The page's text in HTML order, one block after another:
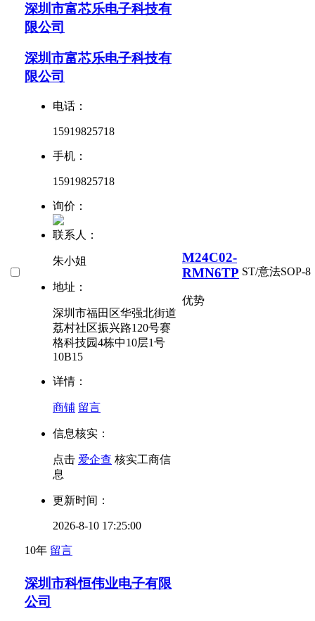
深圳市富芯乐电子科技有
限公司
深圳市富芯乐电子科技有
限公司
电话：
15919825718
手机：
15919825718
询价：
联系人：
朱小姐
地址：
深圳市福田区华强北街道
荔村社区振兴路120号赛
格科技园4栋中10层1号
10B15
详情：
商铺 留言
信息核实：
点击 爱企查 核实工商信
息
更新时间：
2026-8-10 17:25:00
10年 留言
M24C02-
RMN6TP
优势
ST/意法SOP-8
深圳市科恒伟业电子有限
公司